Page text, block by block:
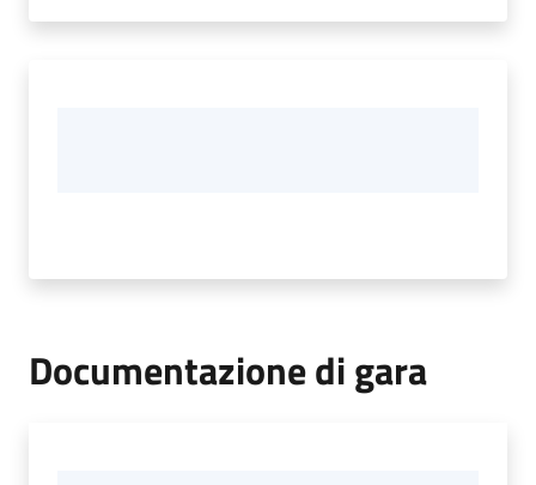
Documentazione di gara